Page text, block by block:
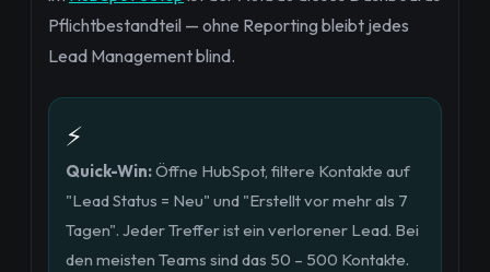
Pflichtbestandteil — ohne Reporting bleibt jedes
Lead Management blind.
⚡
Quick-Win:Öffne HubSpot, filtere Kontakte auf
"Lead Status = Neu" und "Erstellt vor mehr als 7
Tagen". Jeder Treffer ist ein verlorener Lead. Bei
den meisten Teams sind das 50 – 500 Kontakte.